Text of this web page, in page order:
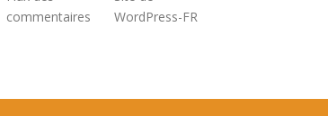
commentaires
WordPress-FR